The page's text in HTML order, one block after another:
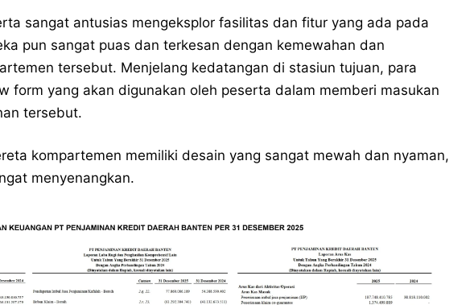
sangat antusias mengeksplor fasilitas dan fitur yang ada pada
pun sangat puas dan terkesan dengan kemewahan dan
tersebut. Menjelang kedatangan di stasiun tujuan, para
form yang akan digunakan oleh peserta dalam memberi masukan
tersebut.
kompartemen memiliki desain yang sangat mewah dan nyaman,
menyenangkan.